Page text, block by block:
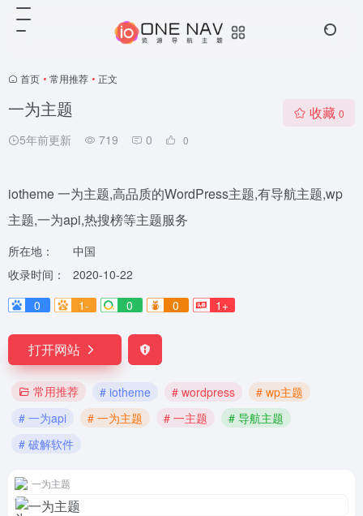
首页 • 常用推荐 • 正文
一为主题
5年前更新 719 0 0
收藏 0
iotheme 一为主题,高品质的WordPress主题,有导航主题,wp
主题,一为api,热搜榜等主题服务
所在地：
中国
收录时间：
2020-10-22
0
1- 0 0 1+
打开网站
常用推荐 # iotheme # wordpress
# wp主题
# 一为api
# 一为主题 # 一主题
# 导航主题
# 破解软件
一为主题